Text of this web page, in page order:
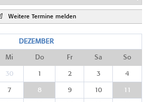
Weitere Termine melden
DEZEMBER
Mi Do Fr Sa So
30 1 2 3 4
7 8 9 10 11